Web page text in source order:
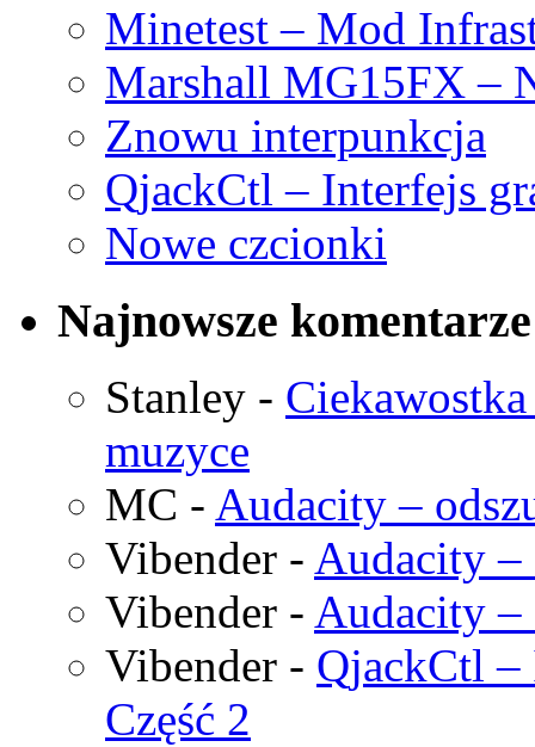
Minetest – Mod
Marshall MG15FX –
Znowu interpunkcja
QjackCtl – Interfejs
Nowe czcionki
Najnowsze komentarze
Stanley -
muzyce
MC - Audacity –
Vibender - Audacity –
Vibender - Audacity –
Vibender - QjackCtl –
Część 2